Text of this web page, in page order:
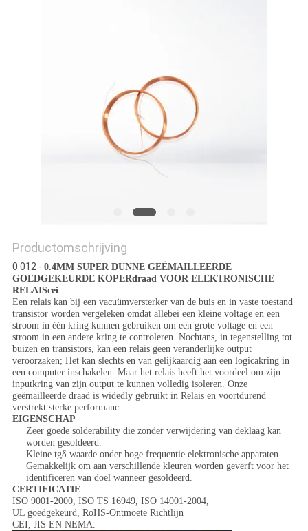
Productomschrijving
0.012 - 0.4MM SUPER DUNNE GEËMAILLEERDE
GOEDGEKEURDE KOPERdraad VOOR ELEKTRONISCHE
RELAIScei
Een relais kan bij een vacuümversterker van de buis en in vaste toestand
transistor worden vergeleken omdat allebei een kleine voltage en een
stroom in één kring kunnen gebruiken om een grote voltage en een
stroom in een andere kring te controleren. Nochtans, in tegenstelling tot
buizen en transistors, kan een relais geen veranderlijke output
veroorzaken; Het kan slechts en van gelijkaardig aan een logicakring in
een computer inschakelen. Maar het relais heeft het voordeel om zijn
inputkring van zijn output te kunnen volledig isoleren. Onze
geëmailleerde draad is widedly gebruikt in Relais en voortdurend
verstrekt sterke performanc
EIGENSCHAP
Zeer goede solderability die zonder verwijdering van deklaag kan
worden gesoldeerd.
Kleine tgδ waarde onder hoge frequentie elektronische apparaten.
Gemakkelijk om aan verschillende kleuren worden geverft voor het
identificeren van doel wanneer gesoldeerd.
CERTIFICATIE
ISO 9001-2000, ISO TS 16949, ISO 14001-2004,
UL goedgekeurd, RoHS-Ontmoete Richtlijn
CEI, JIS EN NEMA.